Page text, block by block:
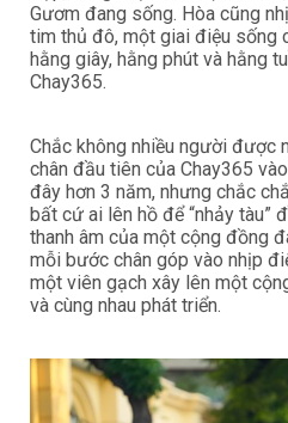
Gươm đang sống. Hòa cũng
tim thủ đô, một giai điệu sống
hằng giây, hằng phút và hằng
Chay365.
Chắc không nhiều người được
chân đầu tiên của Chay365
đây hơn 3 năm, nhưng chắc
bất cứ ai lên hồ để “nhảy tàu”
thanh âm của một cộng đồng
mỗi bước chân góp vào nhịp
một viên gạch xây lên một
và cùng nhau phát triển.